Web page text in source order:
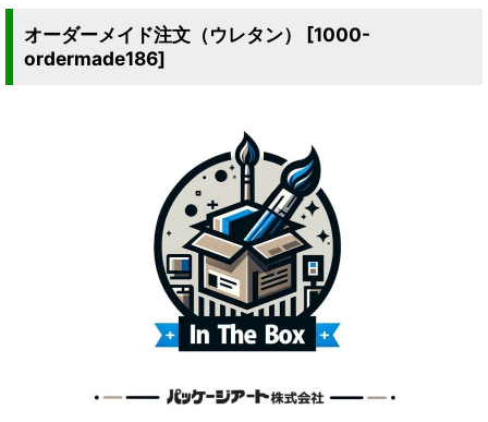
オーダーメイド注文（ウレタン） [1000-
ordermade186]